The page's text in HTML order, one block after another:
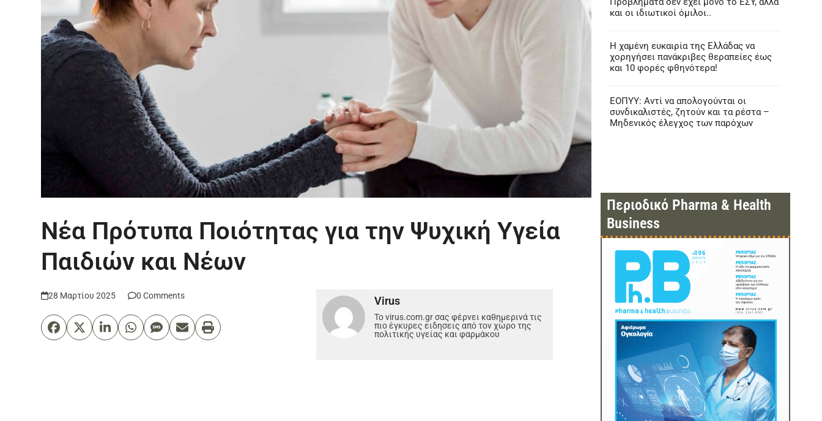
Νέα Πρότυπα Ποιότητας για την Ψυχική Υγεία
Παιδιών και Νέων
28 Μαρτίου 2025 0 Comments Virus
Το virus.com.gr σας φέρνει καθημερινά τις
πιο έγκυρες ειδησεις από τον χώρο της
πολιτικής υγείας και φαρμάκου
και οι ιδιωτικοί όμιλοι..
Η χαμένη ευκαιρία της Ελλάδας να
χορηγήσει πανάκριβες θεραπείες έως
και 10 φορές φθηνότερα!
ΕΟΠΥΥ: Αντί να απολογούνται οι
συνδικαλιστές, ζητούν και τα ρέστα –
Μηδενικός έλεγχος των παρόχων
Περιοδικό Pharma & Health
Business